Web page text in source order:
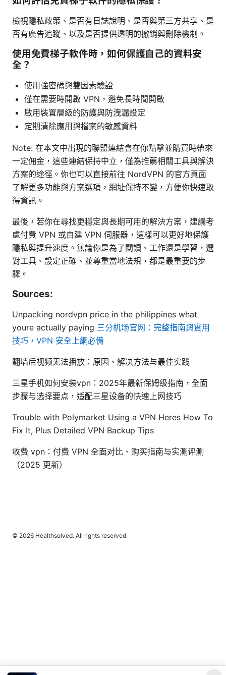
檢視隱私政策、是否有日誌說明、是否與第三方共享、是
否有廣告追蹤、以及是否提供透明的撤銷與刪除機制。
使用免費梯子軟件時，如何保護自己的資料安
全？
使用強密碼與雙因素驗證
僅在需要時開啟 VPN，避免長時間開啟
啟用裝置層級的防護與防洩漏設定
定期清除應用與檔案的敏感資料
Note: 在本文中出現的聯盟連結會在你點擊並購買時帶來
一定佣金，這些連結保持中立，僅為推薦相關工具與解決
方案的途徑。你也可以直接前往 NordVPN 的官方頁面
了解更多功能與方案選項，網址保持不變，方便你快速取
得資訊。
最後，若你在尋找更穩定與長期可用的解決方案，建議考
慮付費 VPN 或自建 VPN 伺服器，這樣可以更好地保護
隱私與提升速度。無論你是為了閱讀、工作還是學習，選
對工具、設定正確、並尊重當地法規，都是最重要的步
驟。
Sources:
Unpacking nordvpn price in the philippines what
youre actually paying 三分机场官网：完整指南與實用
技巧，VPN 安全上網必備
翻墙后视频无法播放：原因、解决方法与最佳实践
三星手机如何安装vpn：2025年最新保姆级指南，全面
步骤与选择要点，适配三星设备的快速上网技巧
Trouble with Polymarket Using a VPN Heres How To
Fix It, Plus Detailed VPN Backup Tips
收费 vpn：付费 VPN 全面对比、购买指南与实测评测
（2025 更新）
© 2026 Healthsolved. All rights reserved.